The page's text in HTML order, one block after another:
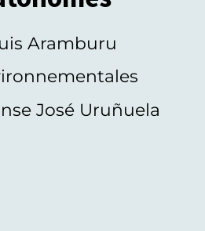
Aramburu
José Uruñuela